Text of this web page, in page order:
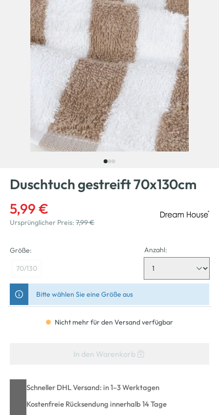
Duschtuch gestreift 70x130cm
5,99 €
Ursprünglicher Preis: 7,99 €
Größe:
70/130
Anzahl:
Bitte wählen Sie eine Größe aus
Nicht mehr für den Versand verfügbar
In den Warenkorb
Schneller DHL Versand: in 1–3 Werktagen
Kostenfreie Rücksendung innerhalb 14 Tage